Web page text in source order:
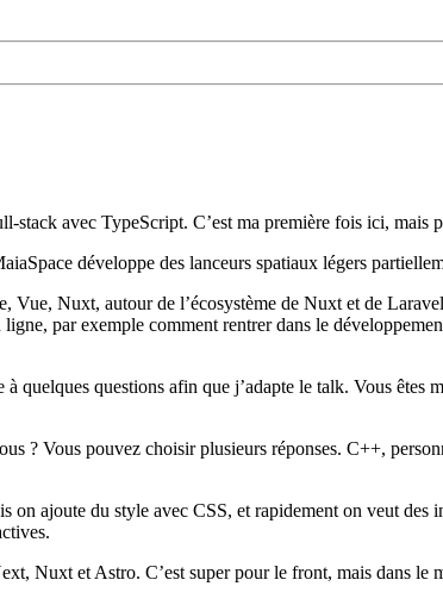
avec TypeScript. C’est ma première fois ici, mais
développe des lanceurs spatiaux légers
Vue, Nuxt, autour de l’écosystème de Nuxt et de
par exemple comment rentrer dans le
questions afin que j’adapte le talk. Vous
? Vous pouvez choisir plusieurs réponses. C++,
ajoute du style avec CSS, et rapidement on veut des
Nuxt et Astro. C’est super pour le front, mais dans le